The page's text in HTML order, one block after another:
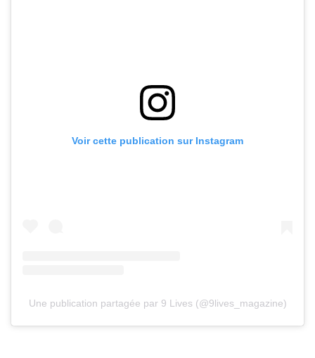
Voir cette publication sur Instagram
Une publication partagée par 9 Lives (@9lives_magazine)